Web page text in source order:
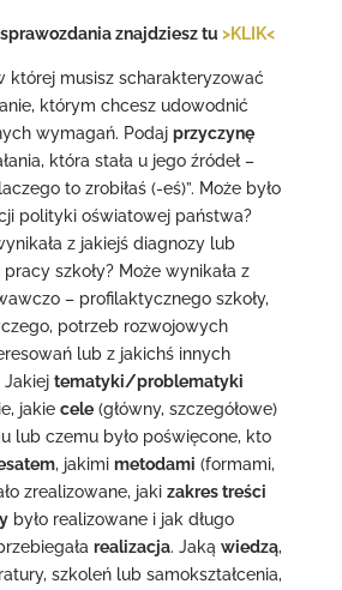
znajdziesz tu >KLIK<
której musisz scharakteryzować
którym chcesz udowodnić
wymagań. Podaj przyczynę
która stała u jego źródeł –
to zrobiłaś (-eś)”. Może było
polityki oświatowej państwa?
z jakiejś diagnozy lub
szkoły? Może wynikała z
– profilaktycznego szkoły,
potrzeb rozwojowych
lub z jakichś innych
tematyki/problematyki
jakie cele(główny, szczegółowe)
lub czemu było poświęcone, kto
, jakimi metodami (formami,
zrealizowane, jaki zakres treści
było realizowane i jak długo
realizacja. Jaką wiedzą,
szkoleń lub samokształcenia,